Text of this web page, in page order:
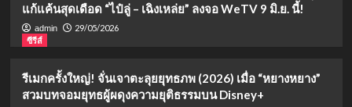
แก้แค้นสุดเดือด “ไป๋ลู่ – เฉิงเหล่ย” ลงจอ WeTV 9 มิ.ย. นี้!
admin
29/05/2026
ซีรีส์
รีเมกครั้งใหญ่! จั่นเจาตะลุยยุทธภพ (2026) เมื่อ “หยางหยาง”
สวมบทจอมยุทธผู้ผดุงความยุติธรรมบน Disney+